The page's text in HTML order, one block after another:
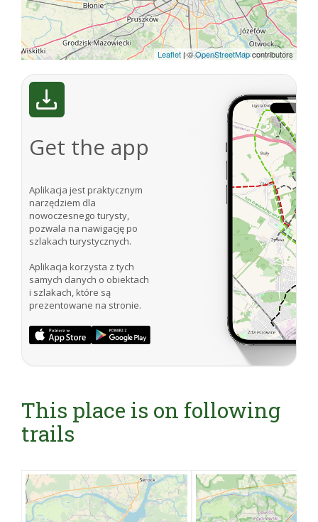
Leaflet|©OpenStreetMapcontributors
Get the app
Aplikacja jest praktycznym
narzędziem dla
nowoczesnego turysty,
pozwala na nawigację po
szlakach turystycznych.
Aplikacja korzysta z tych
samych danych o obiektach
i szlakach, które są
prezentowane na stronie.
This place is on following
trails